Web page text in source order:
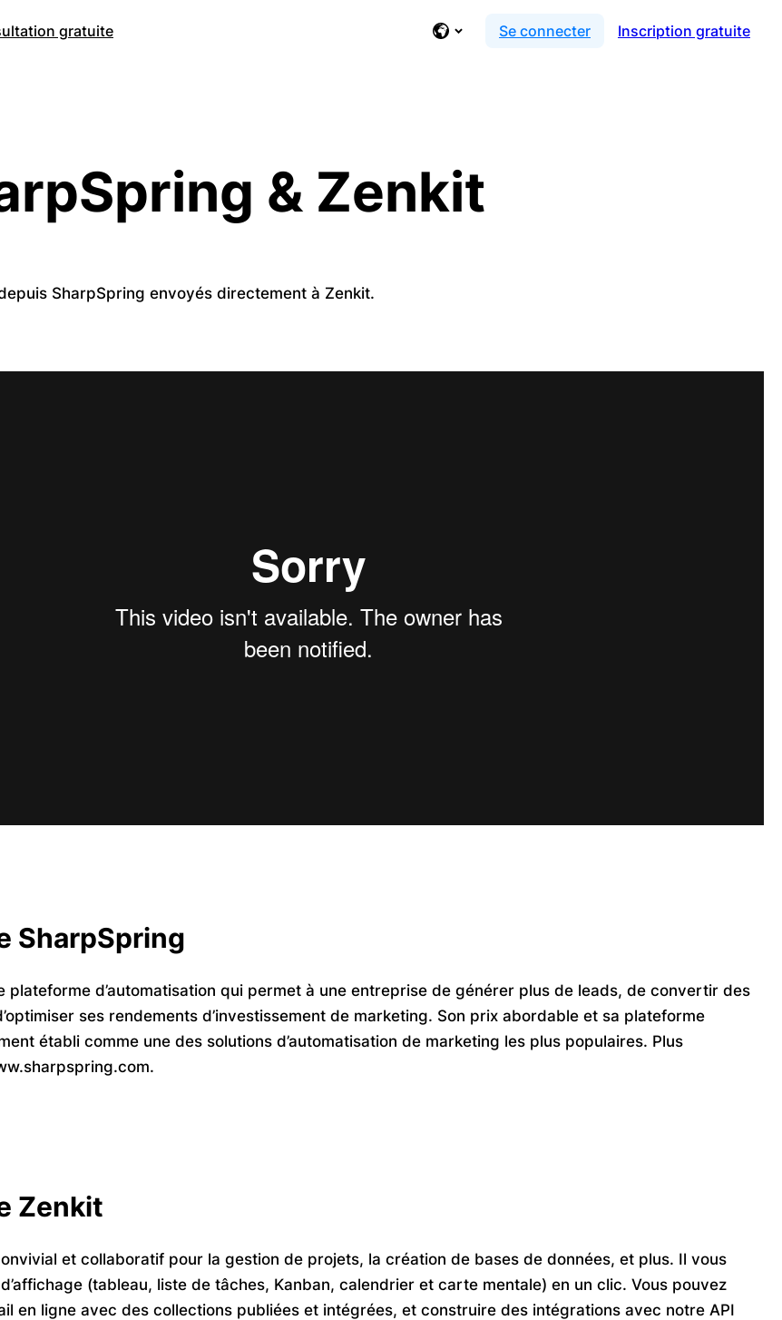
gratuite Se connecter Inscription gratuite
& Zenkit
SharpSpring envoyés directement à Zenkit.
SharpSpring
plateforme d’automatisation qui permet à une entreprise de générer plus de leads, de convertir des
ses rendements d’investissement de marketing. Son prix abordable et sa plateforme
établi comme une des solutions d’automatisation de marketing les plus populaires. Plus
Zenkit
et collaboratif pour la gestion de projets, la création de bases de données, et plus. Il vous
(tableau, liste de tâches, Kanban, calendrier et carte mentale) en un clic. Vous pouvez
en ligne avec des collections publiées et intégrées, et construire des intégrations avec notre API